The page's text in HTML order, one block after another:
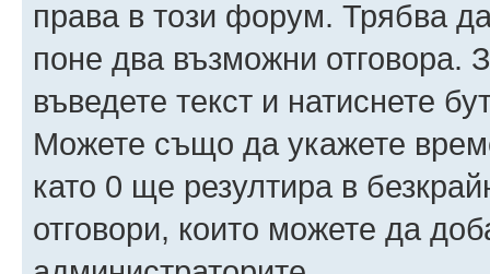
права в този форум. Трябва
поне два възможни отговора.
въведете текст и натиснете
Можете също да укажете
като 0 ще резултира в
отговори, които можете да